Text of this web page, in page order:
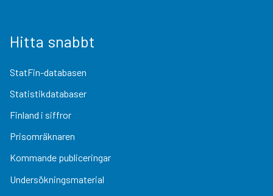
Hitta snabbt
StatFin-databasen
Statistikdatabaser
Finland i siffror
Prisomräknaren
Kommande publiceringar
Undersökningsmaterial